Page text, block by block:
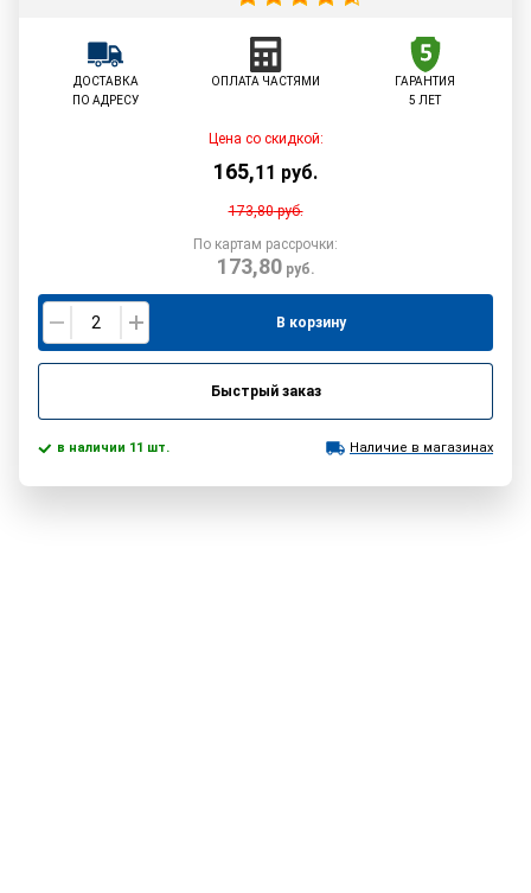
ДОСТАВКА
ПО АДРЕСУ
ОПЛАТА ЧАСТЯМИ
ГАРАНТИЯ
5 ЛЕТ
Цена со скидкой:
165,11 руб.
173,80руб.
По картам рассрочки:
173,80руб.
В корзину
Быстрый заказ
в наличии 11 шт. Наличие в магазинах